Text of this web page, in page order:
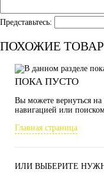
Представьтесь:
ПОХОЖИЕ
ПОКА ПУСТО
Вы можете вернуться на
навигацией или
Главная страница
ИЛИ ВЫБЕРИТЕ